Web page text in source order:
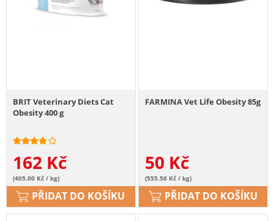
BRIT Veterinary Diets Cat
Obesity 400 g
162 Kč
(405.00 Kč / kg)
PŘIDAT DO KOŠÍKU
FARMINA Vet Life Obesity 85g
50 Kč
(555.56 Kč / kg)
PŘIDAT DO KOŠÍKU